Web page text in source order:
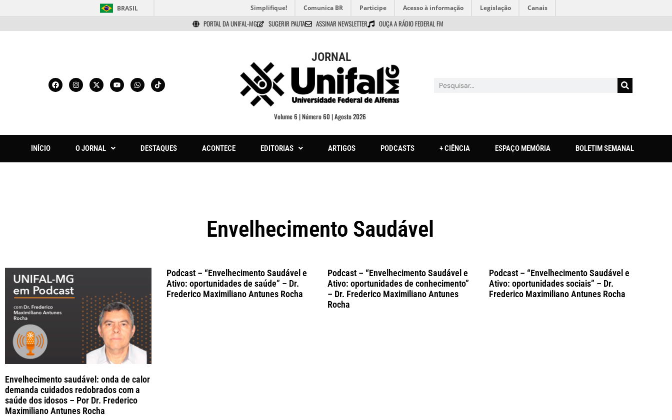
BRASIL Simplifique! Comunica BR Participe Acesso à informação Legislação Canais
PORTAL DA UNIFAL-MG SUGERIR PAUTA ASSINAR NEWSLETTER OUÇA A RÁDIO FEDERAL FM
JORNAL
Volume 6 | Número 60 | Agosto 2026
INÍCIO O JORNAL DESTAQUES ACONTECE EDITORIAS ARTIGOS PODCASTS + CIÊNCIA ESPAÇO MEMÓRIA BOLETIM SEMANAL
Envelhecimento Saudável
Envelhecimento saudável: onda de calor
demanda cuidados redobrados com a
saúde dos idosos – Por Dr. Frederico
Maximiliano Antunes Rocha
Podcast – “Envelhecimento Saudável e
Ativo: oportunidades de saúde” – Dr.
Frederico Maximiliano Antunes Rocha
Podcast – “Envelhecimento Saudável e
Ativo: oportunidades de conhecimento”
– Dr. Frederico Maximiliano Antunes
Rocha
Podcast – “Envelhecimento Saudável e
Ativo: oportunidades sociais” – Dr.
Frederico Maximiliano Antunes Rocha